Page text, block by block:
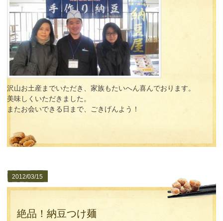
沢山お土産までいただき、家族もたいへん喜んでおります。
美味しくいただきました。
またお会いできる日まで、ごきげんよう！
2012/03/15
絶品！納豆つけ麺